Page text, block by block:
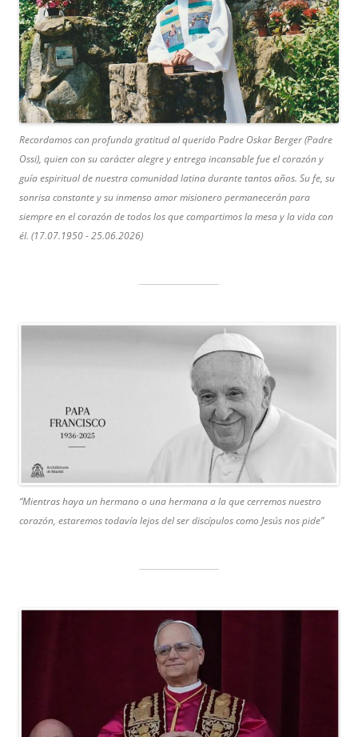
Recordamos con profunda gratitud al querido Padre Oskar Berger (Padre
Ossi), quien con su carácter alegre y entrega incansable fue el corazón y
guía espiritual de nuestra comunidad latina durante tantos años. Su fe, su
sonrisa constante y su inmenso amor misionero permanecerán para
siempre en el corazón de todos los que compartimos la mesa y la vida con
él. (17.07.1950 - 25.06.2026)
“Mientras haya un hermano o una hermana a la que cerremos nuestro
corazón, estaremos todavía lejos del ser discípulos como Jesús nos pide”